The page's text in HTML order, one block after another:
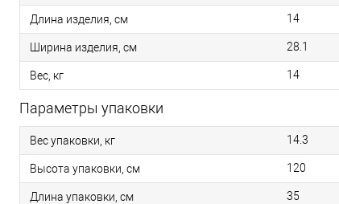
Длина изделия, см 14
Ширина изделия, см 28.1
Вес, кг 14
Параметры упаковки
Вес упаковки, кг 14.3
Высота упаковки, см 120
Длина упаковки, см 35